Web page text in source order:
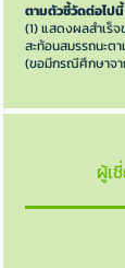
ตามตัวชี้วัดต่อไปนี้
(1) แสดงผลสำเร็
สะท้อนสมรรถนะต
(ขอมีกรณีศึกษาจา
ผู้เ